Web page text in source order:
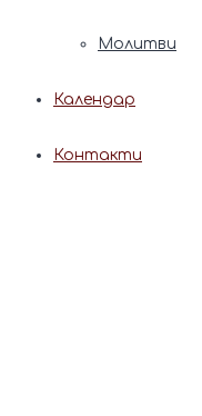
Молитви
Календар
Контакти